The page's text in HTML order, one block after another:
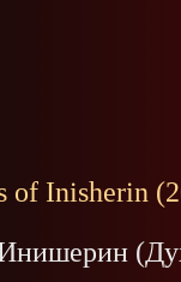
of Inisherin